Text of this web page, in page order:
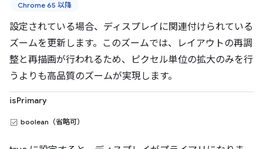
Chrome 65 以降
設定されている場合、ディスプレイに関連付けられている
ズームを更新します。このズームでは、レイアウトの再調
整と再描画が行われるため、ピクセル単位の拡大のみを行
うよりも高品質のズームが実現します。
isPrimary
boolean（省略可）